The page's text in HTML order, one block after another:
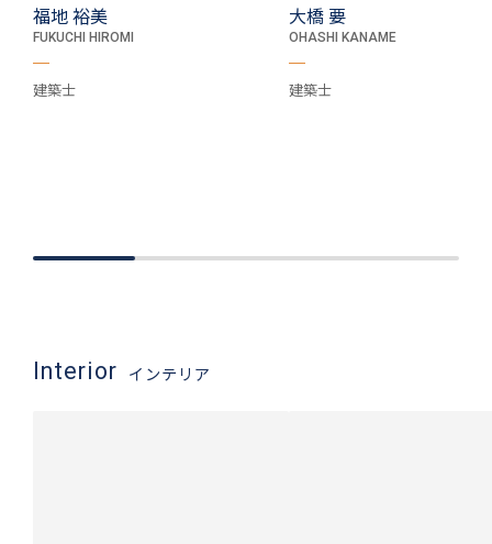
福地 裕美
FUKUCHI HIROMI
建築士
大橋 要
OHASHI KANAME
建築士
Interior インテリア